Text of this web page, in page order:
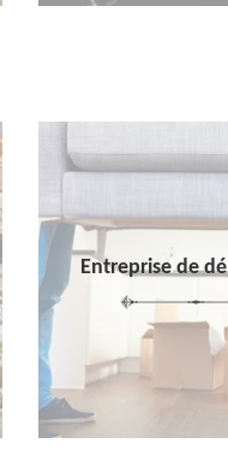
Entreprise de